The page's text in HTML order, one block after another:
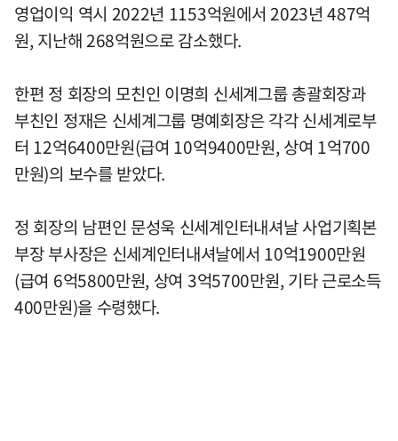
영업이익 역시 2022년 1153억원에서 2023년 487억
원, 지난해 268억원으로 감소했다.
한편 정 회장의 모친인 이명희 신세계그룹 총괄회장과
부친인 정재은 신세계그룹 명예회장은 각각 신세계로부
터 12억6400만원(급여 10억9400만원, 상여 1억700
만원)의 보수를 받았다.
정 회장의 남편인 문성욱 신세계인터내셔날 사업기획본
부장 부사장은 신세계인터내셔날에서 10억1900만원
(급여 6억5800만원, 상여 3억5700만원, 기타 근로소득
400만원)을 수령했다.